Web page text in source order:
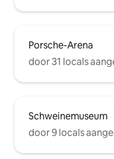
Porsche-Arena
door 31 locals
Schweinemuseum
door 9 locals